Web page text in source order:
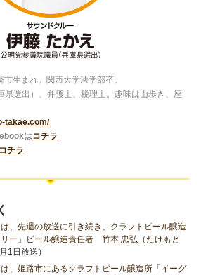
生まれ。関西大学法学部卒。
県選出）、弁護士、税理士。趣味は山歩き、座
takae.com/
はコチラ
チラ
、先週の放送に引き続き、クラフトビール醸造
ー」ビール醸造責任者 竹本 忠弘（たけもと
1日放送）
、姫路市にあるクラフトビール醸造所「イーグ